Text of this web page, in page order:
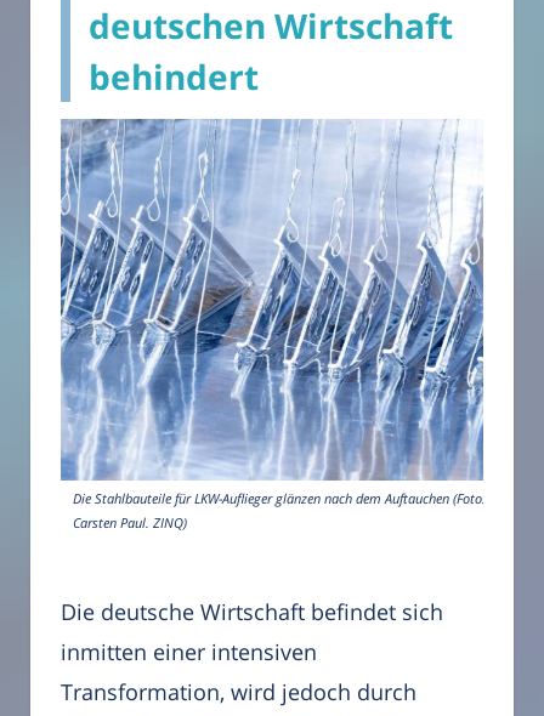
deutschen Wirtschaft
behindert
Die Stahlbauteile für LKW-Auflieger glänzen nach dem Auftauchen (Foto:
Carsten Paul. ZINQ)
Die deutsche Wirtschaft befindet sich
inmitten einer intensiven
Transformation, wird jedoch durch